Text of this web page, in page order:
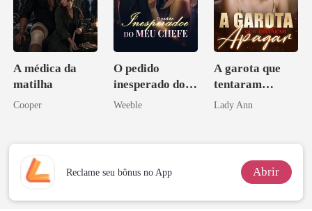
A médica da
matilha
Cooper
O pedido
inesperado do
meu chefe
Weeble
A garota que
tentaram
apagar
Lady Ann
Reclame seu bônus no App Abrir